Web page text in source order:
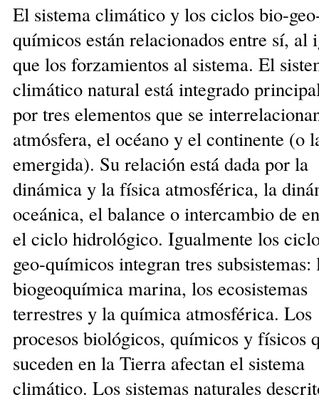
El sistema climático y los ciclos bio-
quí­mi­cos están relacionados entre sí, al
que los forza­mien­tos al sistema. El
climático natural está inte­grado
por tres elementos que se
atmósfera, el océano y el continente (o
emergida). Su relación está dada por la
dinámica y la física atmosférica, la
oceánica, el balance o inter­cambio de
el ciclo hidrológico. Igualmente los
geo-químicos integran tres subsistemas:
biogeoquímica marina, los ecosistemas
terrestres y la química atmosférica. Los
procesos biológicos, químicos y físicos
suceden en la Tierra afectan el sistema
climático. Los sistemas naturales